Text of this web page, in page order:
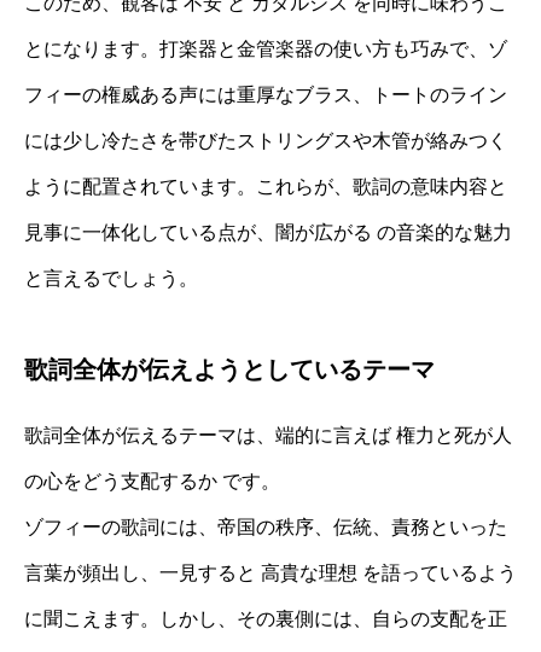
とになります。打楽器と金管楽器の使い方も巧みで、ゾ
フィーの権威ある声には重厚なブラス、トートのライン
には少し冷たさを帯びたストリングスや木管が絡みつく
ように配置されています。これらが、歌詞の意味内容と
見事に一体化している点が、闇が広がる の音楽的な魅力
と言えるでしょう。
歌詞全体が伝えようとしているテーマ
歌詞全体が伝えるテーマは、端的に言えば 権力と死が人
の心をどう支配するか です。
ゾフィーの歌詞には、帝国の秩序、伝統、責務といった
言葉が頻出し、一見すると 高貴な理想 を語っているよう
に聞こえます。しかし、その裏側には、自らの支配を正